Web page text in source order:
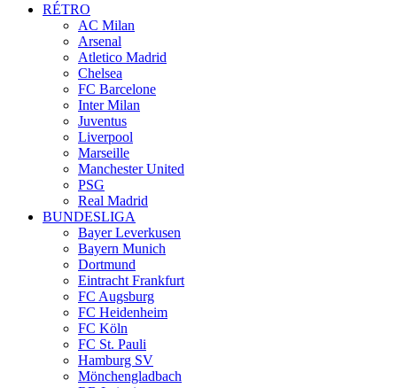
RÉTRO
AC Milan
Arsenal
Atletico Madrid
Chelsea
FC Barcelone
Inter Milan
Juventus
Liverpool
Marseille
Manchester United
PSG
Real Madrid
BUNDESLIGA
Bayer Leverkusen
Bayern Munich
Dortmund
Eintracht Frankfurt
FC Augsburg
FC Heidenheim
FC Köln
FC St. Pauli
Hamburg SV
Mönchengladbach